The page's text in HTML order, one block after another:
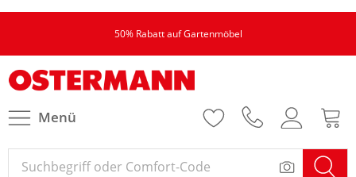
50% Rabatt auf Gartenmöbel
Menü